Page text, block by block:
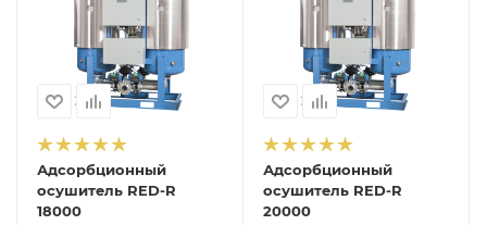
Адсорбционный
осушитель RED-R
18000
Адсорбционный
осушитель RED-R
20000